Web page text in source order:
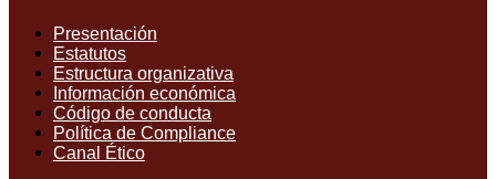
Presentación
Estatutos
Estructura organizativa
Información económica
Código de conducta
Política de Compliance
Canal Ético